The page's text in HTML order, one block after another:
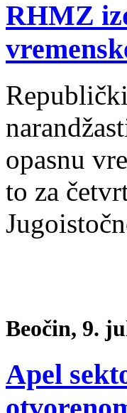
RHMZ
opasnu
to za
Beočin, 9.
Apel